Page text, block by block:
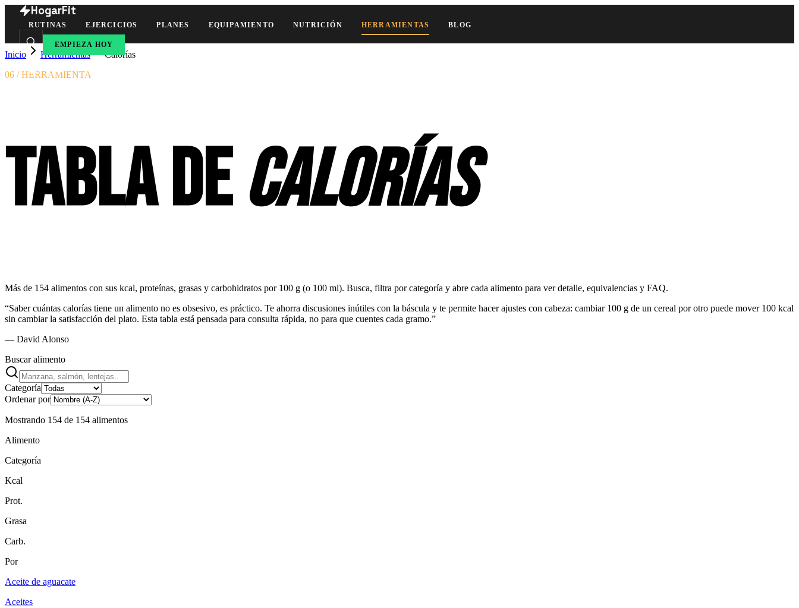
HogarFit
RUTINAS EJERCICIOS PLANES EQUIPAMIENTO NUTRICIÓN HERRAMIENTAS BLOG
EMPIEZA HOY
Inicio Herramientas
Calorías
06 / HERRAMIENTA
Tabla decalorías
Más de 154 alimentos con sus kcal, proteínas, grasas y carbohidratos por 100 g (o 100 ml). Busca, filtra por categoría y abre cada alimento para ver detalle, equivalencias y FAQ.
“Saber cuántas calorías tiene un alimento no es obsesivo, es práctico. Te ahorra discusiones inútiles con la báscula y te permite hacer ajustes con cabeza: cambiar 100 g de un cereal por otro puede mover 100 kcal
sin cambiar la satisfacción del plato. Esta tabla está pensada para consulta rápida, no para que cuentes cada gramo.”
— David Alonso
Buscar alimento
Categoría
Ordenar por
Mostrando 154 de 154 alimentos
Alimento
Categoría
Kcal
Prot.
Grasa
Carb.
Por
Aceite de aguacate
Aceites